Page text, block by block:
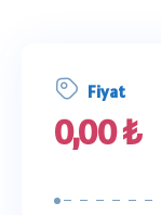
Fiyat
0,00₺